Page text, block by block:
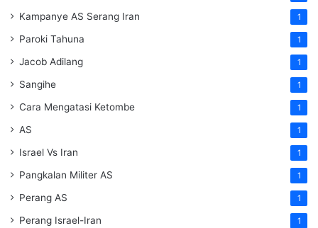
Kampanye AS Serang Iran 1
Paroki Tahuna 1
Jacob Adilang 1
Sangihe 1
Cara Mengatasi Ketombe 1
AS 1
Israel Vs Iran 1
Pangkalan Militer AS 1
Perang AS 1
Perang Israel-Iran 1